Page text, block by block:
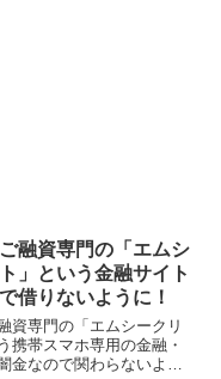
融資専門の「エムシ
」という金融サイト
借りないように！
資専門の「エムシークリ
携帯スマホ専用の金融・
金なので関わらないよう